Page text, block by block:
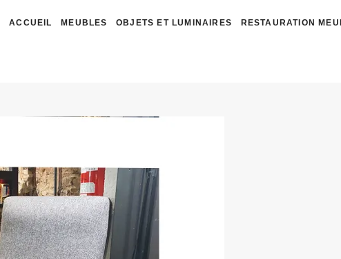
ACCUEIL MEUBLES OBJETS ET LUMINAIRES RESTAURATION